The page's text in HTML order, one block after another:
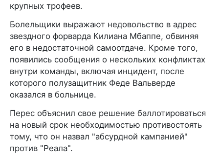
крупных трофеев.
Болельщики выражают недовольство в адрес
звездного форварда Килиана Мбаппе, обвиняя
его в недостаточной самоотдаче. Кроме того,
появились сообщения о нескольких конфликтах
внутри команды, включая инцидент, после
которого полузащитник Феде Вальверде
оказался в больнице.
Перес объяснил свое решение баллотироваться
на новый срок необходимостью противостоять
тому, что он назвал "абсурдной кампанией"
против "Реала".